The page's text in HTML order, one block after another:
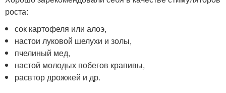
роста:
сок картофеля или алоэ,
настои луковой шелухи и золы,
пчелиный мед,
настой молодых побегов крапивы,
расвтор дрожжей и др.